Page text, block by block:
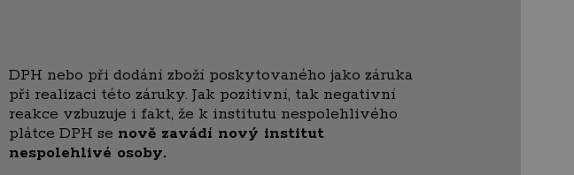
DPH nebo při dodání zboží poskytovaného jako záruka
při realizaci této záruky. Jak pozitivní, tak negativní
reakce vzbuzuje i fakt, že k institutu nespolehlivého
plátce DPH se nově zavádí nový institut
nespolehlivé osoby.